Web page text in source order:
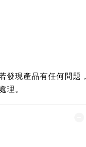
發現產品有任何問題，
理。